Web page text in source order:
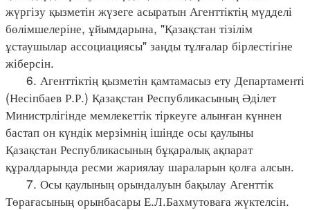
жүргізу қызметін жүзеге асыратын Агенттіктің мүдделі
бөлімшелеріне, ұйымдарына, "Қазақстан тізілім
ұстаушылар ассоциациясы" заңды тұлғалар бірлестігіне
жіберсін.
6. Агенттіктің қызметін қамтамасыз ету Департаменті
(Несіпбаев Р.Р.) Қазақстан Республикасының Әділет
Министрлігінде мемлекеттік тіркеуге алынған күннен
бастап он күндік мерзімнің ішінде осы қаулыны
Қазақстан Республикасының бұқаралық ақпарат
құралдарында ресми жариялау шараларын қолға алсын.
7. Осы қаулының орындалуын бақылау Агенттік
Төрағасының орынбасары Е.Л.Бахмутоваға жүктелсін.